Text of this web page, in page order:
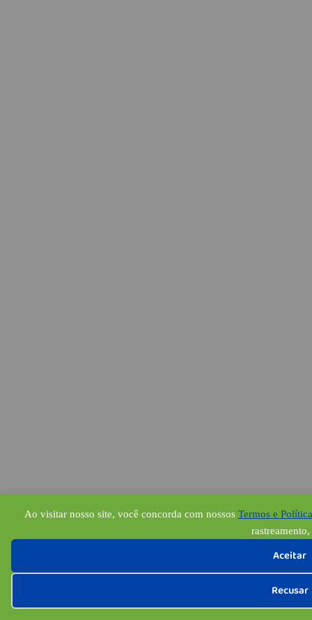
Ao visitar nosso site, você concorda com nossos Termos e
Aceitar
Recusar